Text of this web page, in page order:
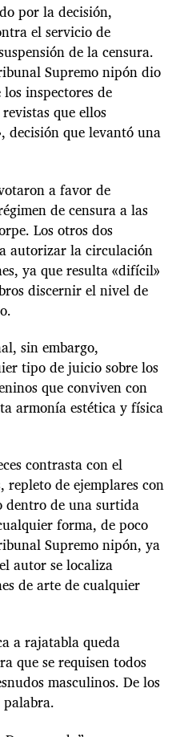
por la decisión,
el servicio de
de la censura.
Supremo nipón dio
inspectores de
que ellos
decisión que levantó una
a favor de
de censura a las
Los otros dos
autorizar la circulación
ya que resulta «difícil»
discernir el nivel de
sin embargo,
tipo de juicio sobre los
que conviven con
armonía estética y física
contrasta con el
repleto de ejemplares con
dentro de una surtida
forma, de poco
Supremo nipón, ya
autor se localiza
de arte de cualquier
a rajatabla queda
que se requisen todos
masculinos. De los